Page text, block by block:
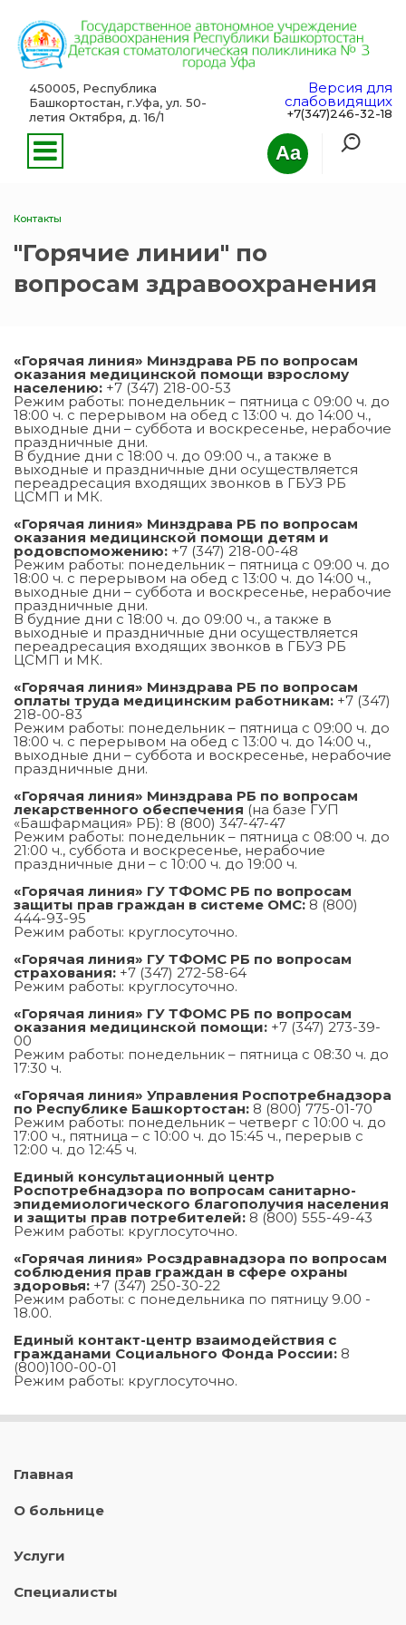
Aa
450005, Республика
Башкортостан, г.Уфа, ул. 50-
летия Октября, д. 16/1
Версия для
слабовидящих
+7(347)246-32-18
Контакты
"Горячие линии" по
вопросам здравоохранения
«Горячая линия» Минздрава РБ по вопросам
оказания медицинской помощи взрослому
населению: +7 (347) 218-00-53
Режим работы: понедельник – пятница с 09:00 ч. до
18:00 ч. с перерывом на обед с 13:00 ч. до 14:00 ч.,
выходные дни – суббота и воскресенье, нерабочие
праздничные дни.
В будние дни с 18:00 ч. до 09:00 ч., а также в
выходные и праздничные дни осуществляется
переадресация входящих звонков в ГБУЗ РБ
ЦСМП и МК.
«Горячая линия» Минздрава РБ по вопросам
оказания медицинской помощи детям и
родовспоможению: +7 (347) 218-00-48
Режим работы: понедельник – пятница с 09:00 ч. до
18:00 ч. с перерывом на обед с 13:00 ч. до 14:00 ч.,
выходные дни – суббота и воскресенье, нерабочие
праздничные дни.
В будние дни с 18:00 ч. до 09:00 ч., а также в
выходные и праздничные дни осуществляется
переадресация входящих звонков в ГБУЗ РБ
ЦСМП и МК.
«Горячая линия» Минздрава РБ по вопросам
оплаты труда медицинским работникам: +7 (347)
218-00-83
Режим работы: понедельник – пятница с 09:00 ч. до
18:00 ч. с перерывом на обед с 13:00 ч. до 14:00 ч.,
выходные дни – суббота и воскресенье, нерабочие
праздничные дни.
«Горячая линия» Минздрава РБ по вопросам
лекарственного обеспечения (на базе ГУП
«Башфармация» РБ): 8 (800) 347-47-47
Режим работы: понедельник – пятница с 08:00 ч. до
21:00 ч., суббота и воскресенье, нерабочие
праздничные дни – с 10:00 ч. до 19:00 ч.
«Горячая линия» ГУ ТФОМС РБ по вопросам
защиты прав граждан в системе ОМС:8 (800)
444-93-95
Режим работы: круглосуточно.
«Горячая линия» ГУ ТФОМС РБ по вопросам
страхования: +7 (347) 272-58-64
Режим работы: круглосуточно.
«Горячая линия» ГУ ТФОМС РБ по вопросам
оказания медицинской помощи: +7 (347) 273-39-
00
Режим работы: понедельник – пятница с 08:30 ч. до
17:30 ч.
«Горячая линия» Управления Роспотребнадзора
по Республике Башкортостан: 8 (800) 775-01-70
Режим работы: понедельник – четверг с 10:00 ч. до
17:00 ч., пятница – с 10:00 ч. до 15:45 ч., перерыв с
12:00 ч. до 12:45 ч.
Единый консультационный центр
Роспотребнадзора по вопросам санитарно-
эпидемиологического благополучия населения
и защиты прав потребителей: 8 (800) 555-49-43
Режим работы: круглосуточно.
«Горячая линия» Росздравнадзора по вопросам
соблюдения прав граждан в сфере охраны
здоровья: +7 (347) 250-30-22
Режим работы: с понедельника по пятницу 9.00 -
18.00.
Единый контакт-центр взаимодействия с
гражданами Социального Фонда России: 8
(800)100-00-01
Режим работы: круглосуточно.
Главная
О больнице
Услуги
Специалисты